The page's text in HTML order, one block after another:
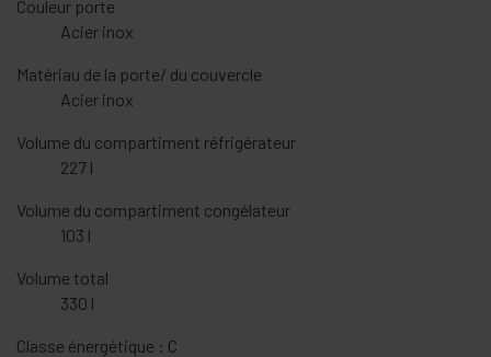
Couleur porte
Acier inox
Matériau de la porte/ du couvercle
Acier inox
Volume du compartiment réfrigérateur
227 l
Volume du compartiment congélateur
103 l
Volume total
330 l
Classe énergétique : C